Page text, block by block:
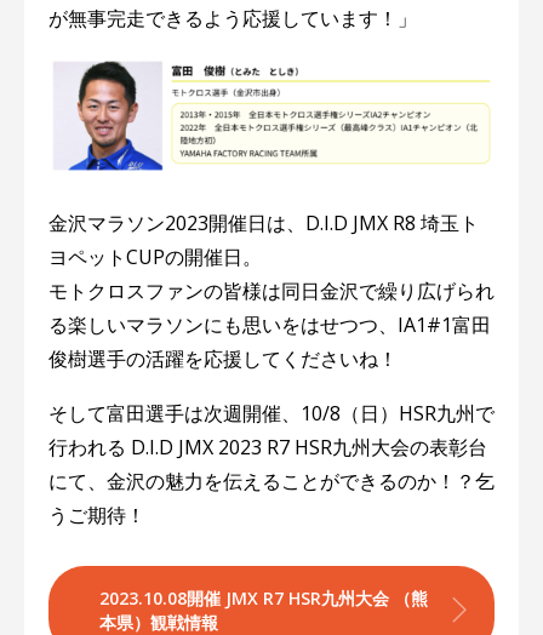
が無事完走できるよう応援しています！」
金沢マラソン2023開催日は、D.I.D JMX R8 埼玉ト
ヨペットCUPの開催日。
モトクロスファンの皆様は同日金沢で繰り広げられ
る楽しいマラソンにも思いをはせつつ、IA1#1富田
俊樹選手の活躍を応援してくださいね！
そして富田選手は次週開催、10/8（日）HSR九州で
行われる D.I.D JMX 2023 R7 HSR九州大会の表彰台
にて、金沢の魅力を伝えることができるのか！？乞
うご期待！
2023.10.08開催 JMX R7 HSR九州大会 （熊
本県）観戦情報